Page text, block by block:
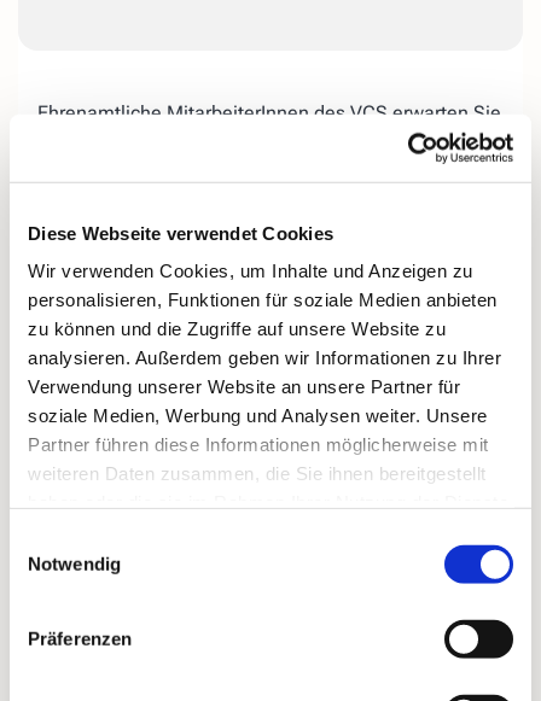
Diese Webseite verwendet Cookies
Wir verwenden Cookies, um Inhalte und Anzeigen zu
personalisieren, Funktionen für soziale Medien anbieten
zu können und die Zugriffe auf unsere Website zu
analysieren. Außerdem geben wir Informationen zu Ihrer
Verwendung unserer Website an unsere Partner für
soziale Medien, Werbung und Analysen weiter. Unsere
Partner führen diese Informationen möglicherweise mit
weiteren Daten zusammen, die Sie ihnen bereitgestellt
Notwendig
Präferenzen
Ehrenamtliche MitarbeiterInnen des VCS erwarten Sie
auf der «Lebensbank« am Evangelischen Friedhof in
Gelegenheit, miteinander insGespräch zu kommen,
Ihrer Trauer einen Ort zu geben, aber auch
IhrHoffnungen für das zukünftige Leben ohne den
geliebten Menschen.
Bei Regenwetter treffen wir uns donnerstagsin der
„Speisekammer 16“ (ehemals Blumen König),
Kirchender Dorfweg 16.